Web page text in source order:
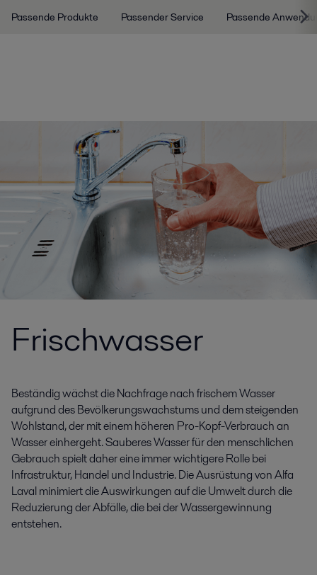
Passende Produkte Passender Service Passende
Frischwasser
Beständig wächst die Nachfrage nach frischem Wasser
aufgrund des Bevölkerungswachstums und dem steigenden
Wohlstand, der mit einem höheren Pro-Kopf-Verbrauch an
Wasser einhergeht. Sauberes Wasser für den menschlichen
Gebrauch spielt daher eine immer wichtigere Rolle bei
Infrastruktur, Handel und Industrie. Die Ausrüstung von Alfa
Laval minimiert die Auswirkungen auf die Umwelt durch die
Reduzierung der Abfälle, die bei der Wassergewinnung
entstehen.